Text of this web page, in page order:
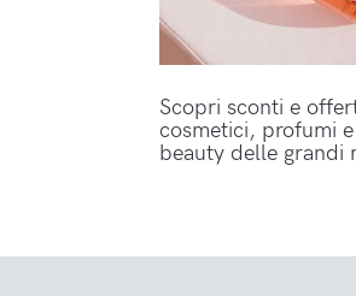
Scopri sconti e
cosmetici, profumi
beauty delle grandi